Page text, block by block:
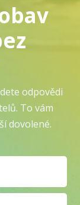
odpovědi
To vám
dovolené.